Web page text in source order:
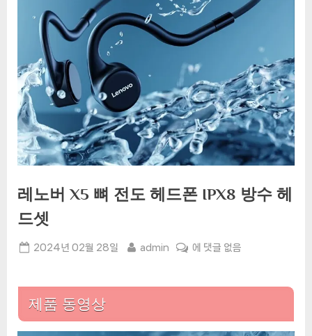
레노버 X5 뼈 전도 헤드폰 IPX8 방수 헤
드셋
Posted
2024년 02월 28일 By
admin
레
에 댓글 없음
제품 동영상